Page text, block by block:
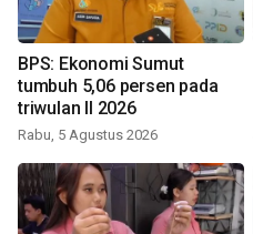
BPS: Ekonomi Sumut
tumbuh 5,06 persen pada
triwulan II 2026
Rabu, 5 Agustus 2026